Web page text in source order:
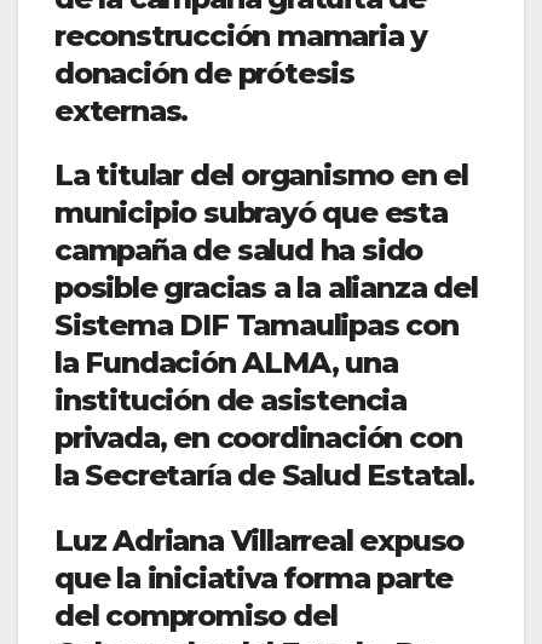
reconstrucción mamaria y
donación de prótesis
externas.
La titular del organismo en el
municipio subrayó que esta
campaña de salud ha sido
posible gracias a la alianza del
Sistema DIF Tamaulipas con
la Fundación ALMA, una
institución de asistencia
privada, en coordinación con
la Secretaría de Salud Estatal.
Luz Adriana Villarreal expuso
que la iniciativa forma parte
del compromiso del